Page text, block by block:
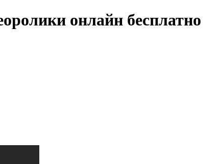
онлайн бесплатно